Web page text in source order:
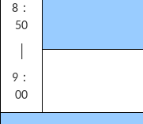
8 ：
50
9 ：
00